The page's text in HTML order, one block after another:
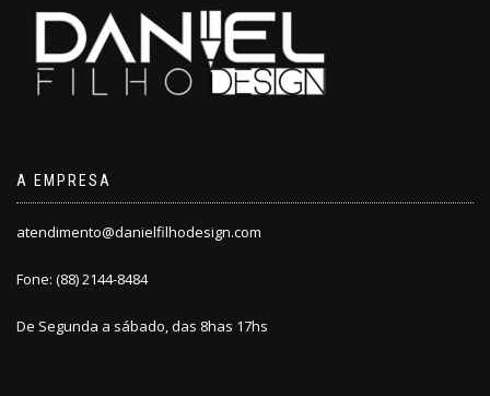
A EMPRESA
atendimento@danielfilhodesign.com
Fone: (88) 2144-8484
De Segunda a sábado, das 8has 17hs